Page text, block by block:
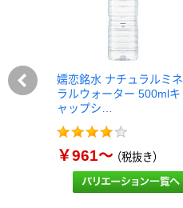
嬬恋銘水 ナチュラルミネ
ラルウォーター 500mlキ
ャップシ…
￥961～（税抜き）